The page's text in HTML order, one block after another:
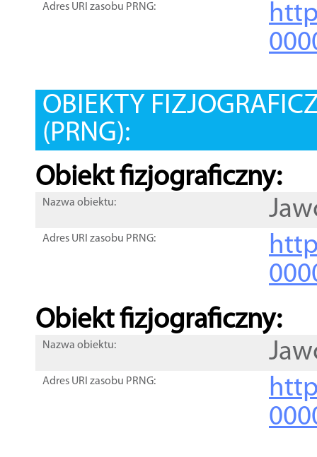
Adres URI zasobu PRNG:
OBIEKTY
(PRNG):
Obiekt fizjograficzny:
Nazwa obiektu:
Adres URI zasobu PRNG:
Obiekt fizjograficzny:
Nazwa obiektu:
Adres URI zasobu PRNG: